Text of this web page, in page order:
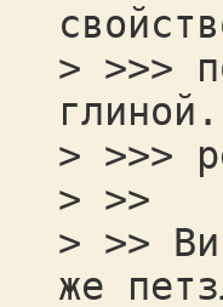
> >>>
> >>>
> >>
> >>
же